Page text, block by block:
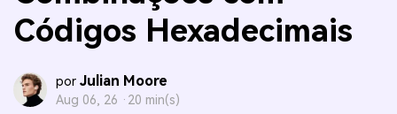
Códigos Hexadecimais
por Julian Moore
Aug 06, 26 · 20 min(s)